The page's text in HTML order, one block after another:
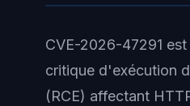
CVE-2026-47291
critique d'exécution
(RCE) affectant